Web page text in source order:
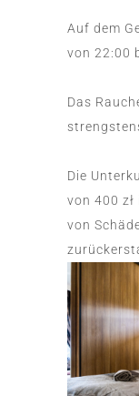
Auf dem
von 22:00
Das
Die
von 400
von